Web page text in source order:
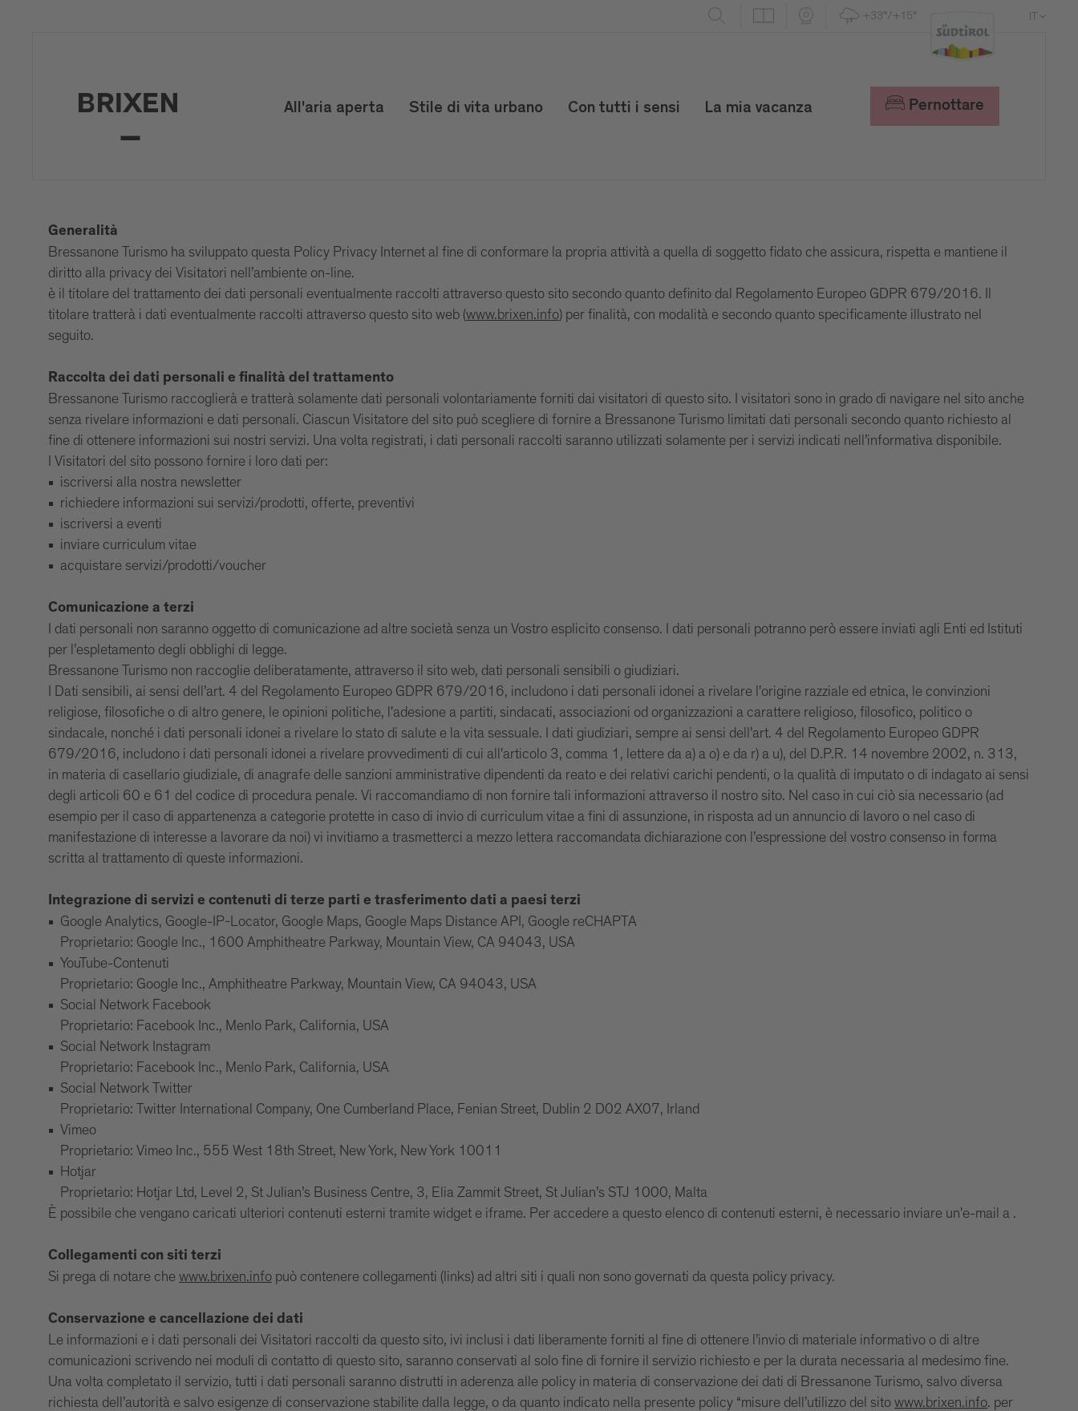
+33°/+15° IT
All'aria aperta Stile di vita urbano Con tutti i sensi La mia vacanza Pernottare
Generalità
Bressanone Turismo ha sviluppato questa Policy Privacy Internet al fine di conformare la propria attività a quella di soggetto fidato che assicura, rispetta e mantiene il
diritto alla privacy dei Visitatori nell’ambiente on-line.
è il titolare del trattamento dei dati personali eventualmente raccolti attraverso questo sito secondo quanto definito dal Regolamento Europeo GDPR 679/2016. Il
titolare tratterà i dati eventualmente raccolti attraverso questo sito web (www.brixen.info) per finalità, con modalità e secondo quanto specificamente illustrato nel
seguito.
Raccolta dei dati personali e finalità del trattamento
Bressanone Turismo raccoglierà e tratterà solamente dati personali volontariamente forniti dai visitatori di questo sito. I visitatori sono in grado di navigare nel sito anche
senza rivelare informazioni e dati personali. Ciascun Visitatore del sito può scegliere di fornire a Bressanone Turismo limitati dati personali secondo quanto richiesto al
fine di ottenere informazioni sui nostri servizi. Una volta registrati, i dati personali raccolti saranno utilizzati solamente per i servizi indicati nell’informativa disponibile.
I Visitatori del sito possono fornire i loro dati per:
iscriversi alla nostra newsletter
richiedere informazioni sui servizi/prodotti, offerte, preventivi
iscriversi a eventi
inviare curriculum vitae
acquistare servizi/prodotti/voucher
Comunicazione a terzi
I dati personali non saranno oggetto di comunicazione ad altre società senza un Vostro esplicito consenso. I dati personali potranno però essere inviati agli Enti ed Istituti
per l’espletamento degli obblighi di legge.
Bressanone Turismo non raccoglie deliberatamente, attraverso il sito web, dati personali sensibili o giudiziari.
I Dati sensibili, ai sensi dell’art. 4 del Regolamento Europeo GDPR 679/2016, includono i dati personali idonei a rivelare l'origine razziale ed etnica, le convinzioni
religiose, filosofiche o di altro genere, le opinioni politiche, l'adesione a partiti, sindacati, associazioni od organizzazioni a carattere religioso, filosofico, politico o
sindacale, nonché i dati personali idonei a rivelare lo stato di salute e la vita sessuale. I dati giudiziari, sempre ai sensi dell’art. 4 del Regolamento Europeo GDPR
679/2016, includono i dati personali idonei a rivelare provvedimenti di cui all'articolo 3, comma 1, lettere da a) a o) e da r) a u), del D.P.R. 14 novembre 2002, n. 313,
in materia di casellario giudiziale, di anagrafe delle sanzioni amministrative dipendenti da reato e dei relativi carichi pendenti, o la qualità di imputato o di indagato ai sensi
degli articoli 60 e 61 del codice di procedura penale. Vi raccomandiamo di non fornire tali informazioni attraverso il nostro sito. Nel caso in cui ciò sia necessario (ad
esempio per il caso di appartenenza a categorie protette in caso di invio di curriculum vitae a fini di assunzione, in risposta ad un annuncio di lavoro o nel caso di
manifestazione di interesse a lavorare da noi) vi invitiamo a trasmetterci a mezzo lettera raccomandata dichiarazione con l’espressione del vostro consenso in forma
scritta al trattamento di queste informazioni.
Integrazione di servizi e contenuti di terze parti e trasferimento dati a paesi terzi
Google Analytics, Google-IP-Locator, Google Maps, Google Maps Distance API, Google reCHAPTA
Proprietario: Google Inc., 1600 Amphitheatre Parkway, Mountain View, CA 94043, USA
YouTube-Contenuti
Proprietario: Google Inc., Amphitheatre Parkway, Mountain View, CA 94043, USA
Social Network Facebook
Proprietario: Facebook Inc., Menlo Park, California, USA
Social Network Instagram
Proprietario: Facebook Inc., Menlo Park, California, USA
Social Network Twitter
Proprietario: Twitter International Company, One Cumberland Place, Fenian Street, Dublin 2 D02 AX07, Irland
Vimeo
Proprietario: Vimeo Inc., 555 West 18th Street, New York, New York 10011
Hotjar
Proprietario: Hotjar Ltd, Level 2, St Julian’s Business Centre, 3, Elia Zammit Street, St Julian’s STJ 1000, Malta
È possibile che vengano caricati ulteriori contenuti esterni tramite widget e iframe. Per accedere a questo elenco di contenuti esterni, è necessario inviare un'e-mail a .
Collegamenti con siti terzi
Si prega di notare che www.brixen.info può contenere collegamenti (links) ad altri siti i quali non sono governati da questa policy privacy.
Conservazione e cancellazione dei dati
Le informazioni e i dati personali dei Visitatori raccolti da questo sito, ivi inclusi i dati liberamente forniti al fine di ottenere l’invio di materiale informativo o di altre
comunicazioni scrivendo nei moduli di contatto di questo sito, saranno conservati al solo fine di fornire il servizio richiesto e per la durata necessaria al medesimo fine.
Una volta completato il servizio, tutti i dati personali saranno distrutti in aderenza alle policy in materia di conservazione dei dati di Bressanone Turismo, salvo diversa
richiesta dell’autorità e salvo esigenze di conservazione stabilite dalla legge, o da quanto indicato nella presente policy “misure dell’utilizzo del sito www.brixen.info. per